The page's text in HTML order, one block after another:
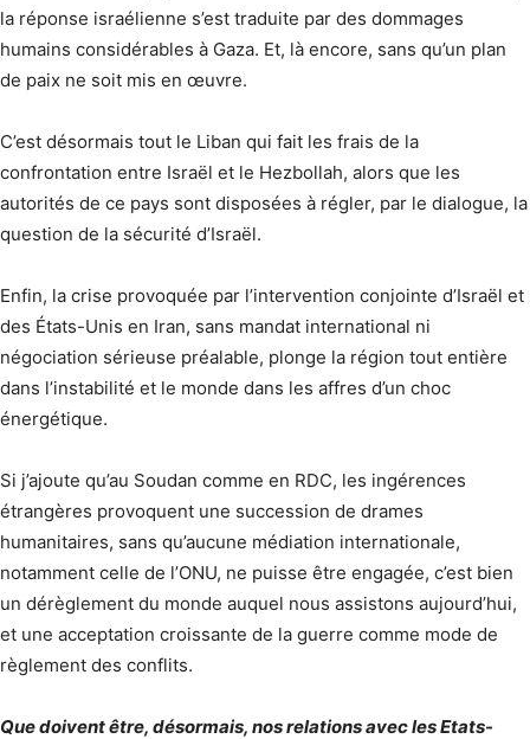
la réponse israélienne s’est traduite par des dommages
humains considérables à Gaza. Et, là encore, sans qu’un plan
de paix ne soit mis en œuvre.
C’est désormais tout le Liban qui fait les frais de la
confrontation entre Israël et le Hezbollah, alors que les
autorités de ce pays sont disposées à régler, par le dialogue, la
question de la sécurité d’Israël.
Enfin, la crise provoquée par l’intervention conjointe d’Israël et
des États-Unis en Iran, sans mandat international ni
négociation sérieuse préalable, plonge la région tout entière
dans l’instabilité et le monde dans les affres d’un choc
énergétique.
Si j’ajoute qu’au Soudan comme en RDC, les ingérences
étrangères provoquent une succession de drames
humanitaires, sans qu’aucune médiation internationale,
notamment celle de l’ONU, ne puisse être engagée, c’est bien
un dérèglement du monde auquel nous assistons aujourd’hui,
et une acceptation croissante de la guerre comme mode de
règlement des conflits.
Que doivent être, désormais, nos relations avec les Etats-